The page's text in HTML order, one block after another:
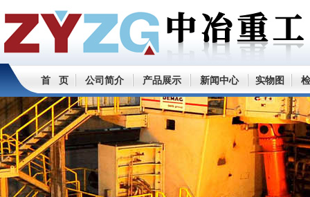
首 页 公司简介 产品展示 新闻中心 实物图